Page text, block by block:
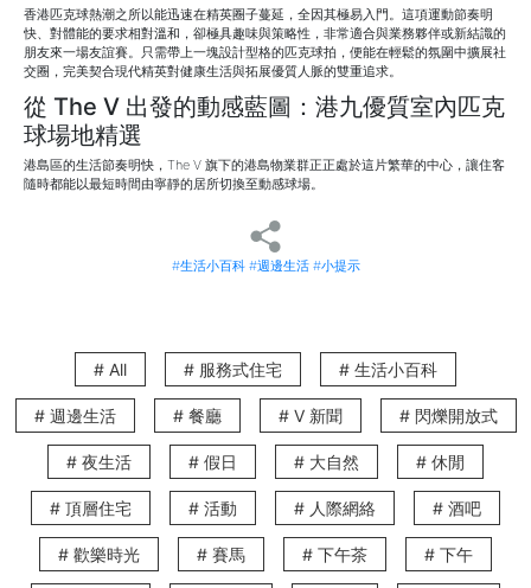
香港匹克球熱潮之所以能迅速在精英圈子蔓延，全因其極易入門。這項運動節奏明
快、對體能的要求相對溫和，卻極具趣味與策略性，非常適合與業務夥伴或新結識的
朋友來一場友誼賽。只需帶上一塊設計型格的匹克球拍，便能在輕鬆的氛圍中擴展社
交圈，完美契合現代精英對健康生活與拓展優質人脈的雙重追求。
從 The V 出發的動感藍圖：港九優質室內匹克
球場地精選
港島區的生活節奏明快，The V 旗下的港島物業群正正處於這片繁華的中心，讓住客
隨時都能以最短時間由寧靜的居所切換至動感球場。
Pickleball
隱身於灣仔核心商業區的 Stackd Pickleball，以其充滿科技感與型格的室內設計見
稱。這裡配備了專業的球場設施與舒適的休息區，是上班族在結束一天繁忙會議後，
交通指南與 The V 專屬便利
The V 讓您完美實現從辦公室到球場運動，再回到寓所的無縫銜接。特別是 V
WANCHAI 的住客，佔盡地利優勢，打完球後只需信步幾分鐘，便能散步回到靜謐的
起居區，瞬間洗去一身疲憊，享受屬於自己的寧靜時光。
V WANCHAI
：位於灣仔謝斐道180號，從 V WANCHAI 出發，沿謝斐道向西
馬路穿過皇后大道東即達，全程步行約 12 分鐘。
V CAUSEWAY BAY / THE HAYWORTH：位於銅鑼灣怡和街9號，在銅鑼灣
站乘搭地鐵約 3 分鐘前往灣仔站 D 出口，到達地面後沿著利東街直行，再橫
過皇后大道東即可到達合和中心，全程步行約 3 分鐘。
#生活小百科 #週邊生活 #小提示
# All # 服務式住宅 # 生活小百科
# 週邊生活 # 餐廳 # V 新聞 # 閃爍開放式
# 夜生活 # 假日 # 大自然 # 休閒
# 頂層住宅 # 活動 # 人際網絡 # 酒吧
# 歡樂時光 # 賽馬 # 下午茶 # 下午